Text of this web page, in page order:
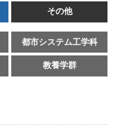
その他
都市システム工学科
教養学群